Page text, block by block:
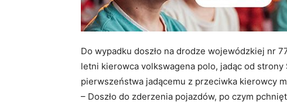
Do wypadku doszło na drodze wojewódzkiej nr
letni kierowca volkswagena polo, jadąc od
pierwszeństwa jadącemu z przeciwka kierowcy
– Doszło do zderzenia pojazdów, po czym